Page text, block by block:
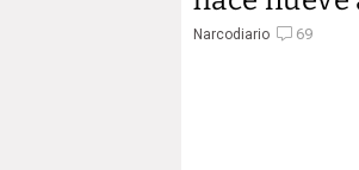
Narcodiario 69